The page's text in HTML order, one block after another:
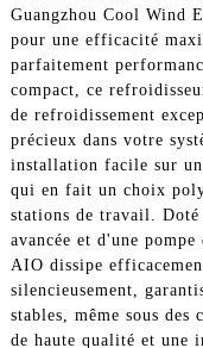
Guangzhou Cool Wind
pour une efficacité
parfaitement
compact, ce
de refroidissement
précieux dans votre
installation facile sur
qui en fait un choix
stations de travail.
avancée et d'une
AIO dissipe
silencieusement,
stables, même sous des
de haute qualité et une